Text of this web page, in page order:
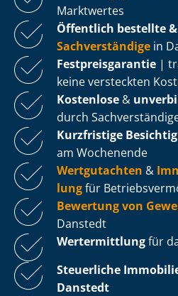
Marktwertes
Öffentlich bestellte
Sachverständige in
Fest­preis­ga­ran­tie |
keine versteckten
Kostenlose &
durch
Kurzfristige
am Wochenende
Wertgutachten &
lungfür
Bewertung von
Danstedt
Wertermittlungfür
Steuerliche
Danstedt